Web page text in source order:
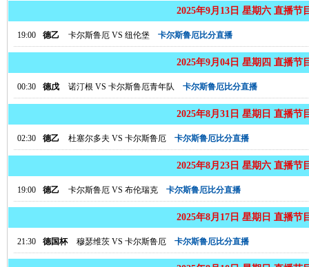
2025年9月13日 星期六 直播节
19:00 德乙 卡尔斯鲁厄 VS 纽伦堡 卡尔斯鲁厄比分直播
2025年9月04日 星期四 直播节
00:30 德戊 诺汀根 VS 卡尔斯鲁厄青年队 卡尔斯鲁厄比分直播
2025年8月31日 星期日 直播节
02:30 德乙 杜塞尔多夫 VS 卡尔斯鲁厄 卡尔斯鲁厄比分直播
2025年8月23日 星期六 直播节
19:00 德乙 卡尔斯鲁厄 VS 布伦瑞克 卡尔斯鲁厄比分直播
2025年8月17日 星期日 直播节
21:30 德国杯 穆瑟维茨 VS 卡尔斯鲁厄 卡尔斯鲁厄比分直播